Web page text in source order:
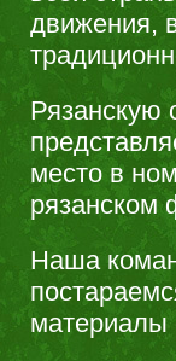
движения,
Рязанскую
место в
рязанском
Наша
материалы